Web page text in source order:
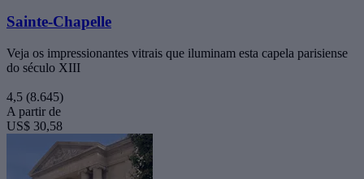
Sainte-Chapelle
Veja os impressionantes vitrais que iluminam esta capela parisiense
do século XIII
4,5 (8.645)
A partir de
US$ 30,58